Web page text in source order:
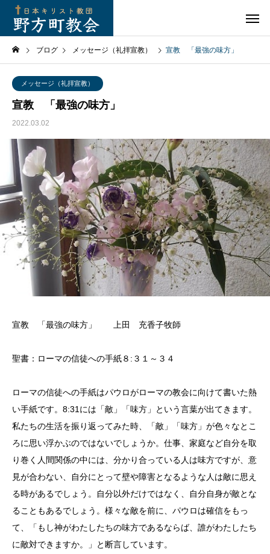
ブログ メッセージ（礼拝宣教） 宣教 「最強の味方」
メッセージ（礼拝宣教）
宣教 「最強の味方」
2022.03.02
宣教 「最強の味方」 上田 充香子牧師
聖書：ローマの信徒への手紙８ : ３１～３４
ローマの信徒への手紙はパウロがローマの教会に向けて書いた熱
い手紙です。 8:31 には「敵」「味方」という言葉が出てきます。
私たちの生活を振り返ってみた時、「敵」「味方」が色々なとこ
ろに思い浮かぶのではないでしょうか。仕事、家庭など自分を取
り巻く人間関係の中には、分かり合っている人は味方ですが、意
見が合わない、自分にとって壁や障害となるような人は敵に思え
る時があるでしょう。自分以外だけではなく、自分自身が敵とな
ることもあるでしょう。様々な敵を前に、パウロは確信をもっ
て、「もし神がわたしたちの味方であるならば、誰がわたしたち
に敵対できますか。」と断言しています。